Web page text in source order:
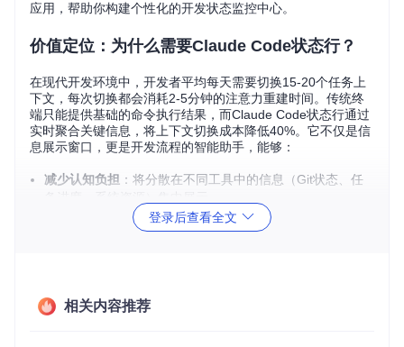
应用，帮助你构建个性化的开发状态监控中心。
价值定位：为什么需要Claude Code状态行？
在现代开发环境中，开发者平均每天需要切换15-20个任务上
下文，每次切换都会消耗2-5分钟的注意力重建时间。传统终
端只能提供基础的命令执行结果，而Claude Code状态行通过
实时聚合关键信息，将上下文切换成本降低40%。它不仅是信
息展示窗口，更是开发流程的智能助手，能够：
减少认知负担 ：将分散在不同工具中的信息（Git状态、任
：通过分支提醒、提交状态等信息避免版本控
最成熟的实现方案，基于Rust构建的高性能架构确保即使在大
型项目中也能保持200ms以内的响应速度，比同类工具平均快
登录后查看全文
相关内容推荐